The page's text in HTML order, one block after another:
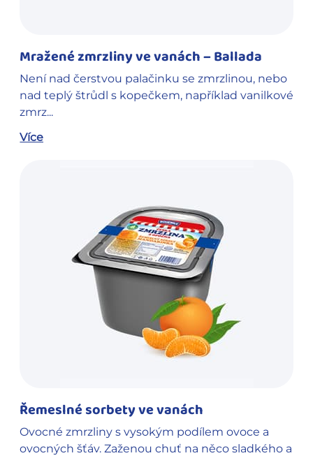
Mražené zmrzliny ve vanách – Ballada
Není nad čerstvou palačinku se zmrzlinou, nebo
nad teplý štrůdl s kopečkem, například vanilkové
zmrz...
Více
Řemeslné sorbety ve vanách
Ovocné zmrzliny s vysokým podílem ovoce a
ovocných šťáv. Zaženou chuť na něco sladkého a